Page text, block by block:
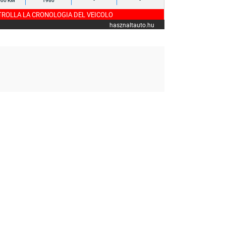
LA CRONOLOGIA DEL VEICOLO
hasznaltauto.hu